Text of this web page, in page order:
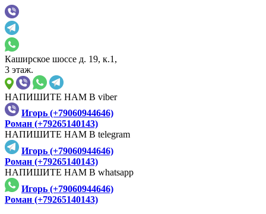
Каширское шоссе д. 19, к.1,
3 этаж.
НАПИШИТЕ НАМ В viber
Игорь (+79060944646)
Роман (+79265140143)
НАПИШИТЕ НАМ В telegram
Игорь (+79060944646)
Роман (+79265140143)
НАПИШИТЕ НАМ В whatsapp
Игорь (+79060944646)
Роман (+79265140143)